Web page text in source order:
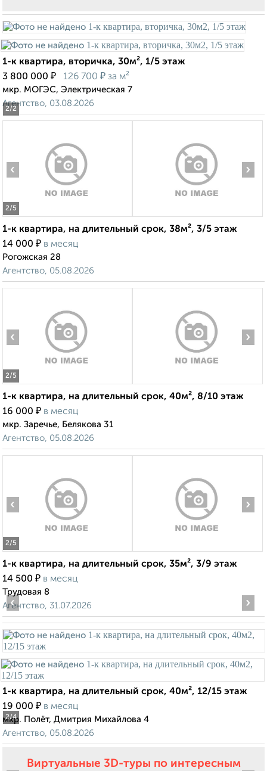
2/2
1-к квартира, вторичка, 30м², 1/5 этаж
3 800 000 ₽ 126 700 ₽ за м²
мкр. МОГЭС, Электрическая 7
Агентство, 03.08.2026
2/5
‹ ›
1-к квартира, на длительный срок, 38м², 3/5 этаж
14 000 ₽ в месяц
Рогожская 28
Агентство, 05.08.2026
2/5
‹ ›
1-к квартира, на длительный срок, 40м², 8/10 этаж
16 000 ₽ в месяц
мкр. Заречье, Белякова 31
Агентство, 05.08.2026
2/5
‹ ›
1-к квартира, на длительный срок, 35м², 3/9 этаж
14 500 ₽ в месяц
Трудовая 8
Агентство, 31.07.2026
2/4
‹ ›
1-к квартира, на длительный срок, 40м², 12/15 этаж
19 000 ₽ в месяц
мкр. Полёт, Дмитрия Михайлова 4
Агентство, 05.08.2026
Виртуальные 3D-туры по интересным